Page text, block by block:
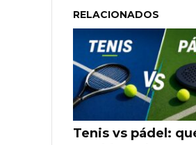
RELACIONADOS
Tenis vs pádel: